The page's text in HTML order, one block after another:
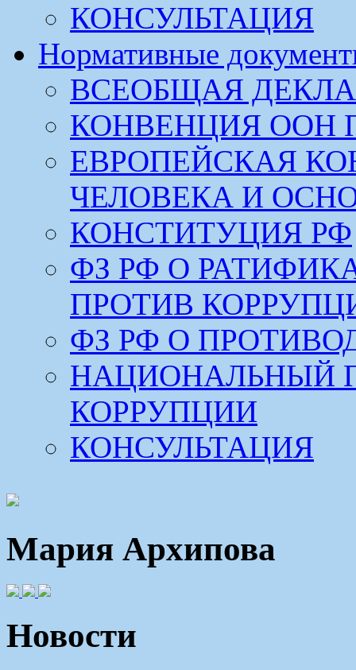
КОНСУЛЬТАЦИЯ
Нормативные
ВСЕОБЩАЯ
КОНВЕНЦИЯ ООН
ЕВРОПЕЙСКАЯ
ЧЕЛОВЕКА И
КОНСТИТУЦИЯ РФ
ФЗ РФ О
ПРОТИВ
ФЗ РФ О
НАЦИОНАЛЬНЫЙ
КОРРУПЦИИ
КОНСУЛЬТАЦИЯ
Мария Архипова
Новости